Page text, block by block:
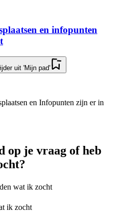
en infopunten
uit 'Mijn pad'
en Infopunten zijn er in
op je vraag of heb
wat ik zocht
ik zocht